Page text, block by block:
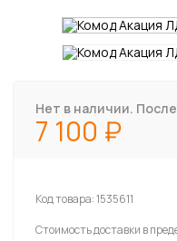
Нет в наличии.
7 100
Код товара:1535611
Стоимость доставки в